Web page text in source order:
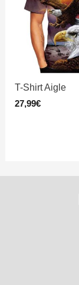
T-Shirt Aigle
27,99€